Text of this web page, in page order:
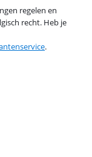
regelen en
recht. Heb je
.